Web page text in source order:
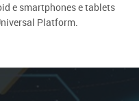
e smartphones e tablets
Platform.